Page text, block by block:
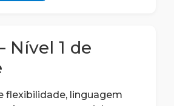
Nível 1 de
flexibilidade, linguagem